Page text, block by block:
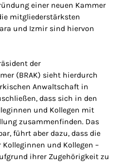
einer neuen Kammer
mitgliederstärksten
und Izmir sind hiervon
der
(BRAK) sieht hierdurch
Anwaltschaft in
dass sich in den
und Kollegen mit
zusammenfinden. Das
führt aber dazu, dass die
und Kollegen –
ihrer Zugehörigkeit zu